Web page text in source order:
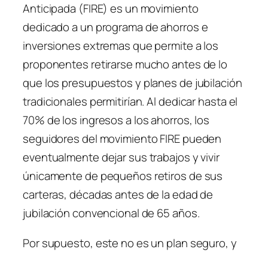
Anticipada (FIRE) es un movimiento
dedicado a un programa de ahorros e
inversiones extremas que permite a los
proponentes retirarse mucho antes de lo
que los presupuestos y planes de jubilación
tradicionales permitirían. Al dedicar hasta el
70% de los ingresos a los ahorros, los
seguidores del movimiento FIRE pueden
eventualmente dejar sus trabajos y vivir
únicamente de pequeños retiros de sus
carteras, décadas antes de la edad de
jubilación convencional de 65 años.
Por supuesto, este no es un plan seguro, y